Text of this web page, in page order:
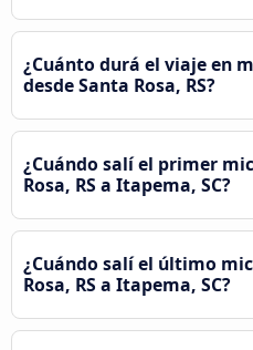
¿Cuánto durá el viaje en
desde Santa Rosa, RS?
¿Cuándo salí el primer
Rosa, RS a Itapema, SC?
¿Cuándo salí el último
Rosa, RS a Itapema, SC?